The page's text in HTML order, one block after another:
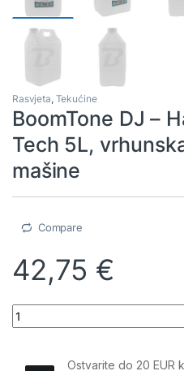
Rasvjeta, Tekućine
BoomTone DJ –
Tech 5L,
mašine
Compare
42,75 €
BoomTone DJ - Hazer Fluid